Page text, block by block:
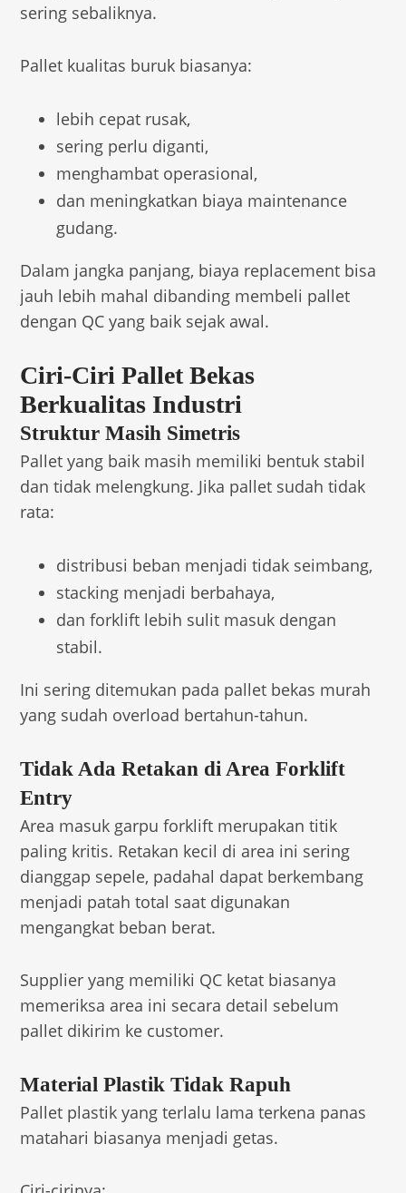
sering sebaliknya.
Pallet kualitas buruk biasanya:
lebih cepat rusak,
sering perlu diganti,
menghambat operasional,
dan meningkatkan biaya maintenance
gudang.
Dalam jangka panjang, biaya replacement bisa
jauh lebih mahal dibanding membeli pallet
dengan QC yang baik sejak awal.
Ciri-Ciri Pallet Bekas
Berkualitas Industri
Struktur Masih Simetris
Pallet yang baik masih memiliki bentuk stabil
dan tidak melengkung. Jika pallet sudah tidak
rata:
distribusi beban menjadi tidak seimbang,
stacking menjadi berbahaya,
dan forklift lebih sulit masuk dengan
stabil.
Ini sering ditemukan pada pallet bekas murah
yang sudah overload bertahun-tahun.
Tidak Ada Retakan di Area Forklift
Entry
Area masuk garpu forklift merupakan titik
paling kritis. Retakan kecil di area ini sering
dianggap sepele, padahal dapat berkembang
menjadi patah total saat digunakan
mengangkat beban berat.
Supplier yang memiliki QC ketat biasanya
memeriksa area ini secara detail sebelum
pallet dikirim ke customer.
Material Plastik Tidak Rapuh
Pallet plastik yang terlalu lama terkena panas
matahari biasanya menjadi getas.